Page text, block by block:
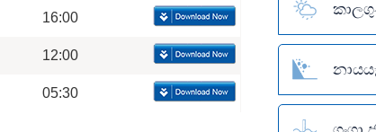
16:00
12:00
05:30